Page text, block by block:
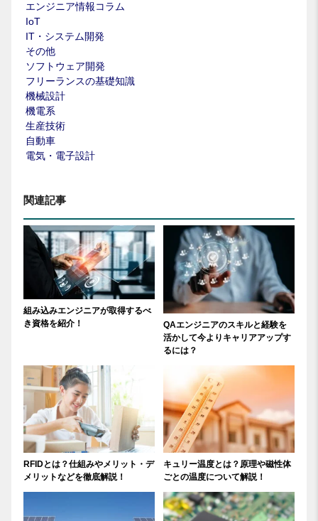
エンジニア情報コラム
IoT
IT・システム開発
その他
ソフトウェア開発
フリーランスの基礎知識
機械設計
機電系
生産技術
自動車
電気・電子設計
関連記事
組み込みエンジニアが取得するべ
き資格を紹介！
QAエンジニアのスキルと経験を
活かして今よりキャリアアップす
るには？
RFIDとは？仕組みやメリット・デ
メリットなどを徹底解説！
キュリー温度とは？原理や磁性体
ごとの温度について解説！